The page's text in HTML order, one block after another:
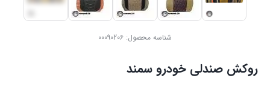
شناسه محصول: 00090206
روکش صندلی خودرو سمند